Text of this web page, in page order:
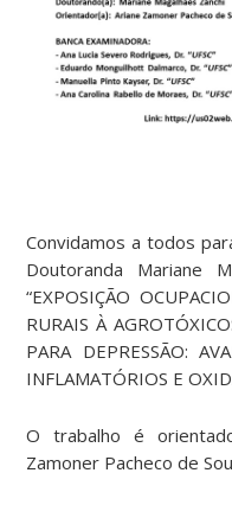
Convidamos a todos
Doutoranda Mariane
“EXPOSIÇÃO
RURAIS À
PARA DEPRESSÃO:
INFLAMATÓRIOS E
O trabalho é
Zamoner Pacheco de